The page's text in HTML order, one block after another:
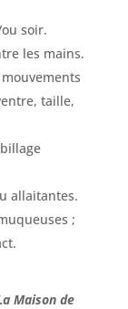
soir.
les mains.
taille,
allaitantes.
;
Maison de